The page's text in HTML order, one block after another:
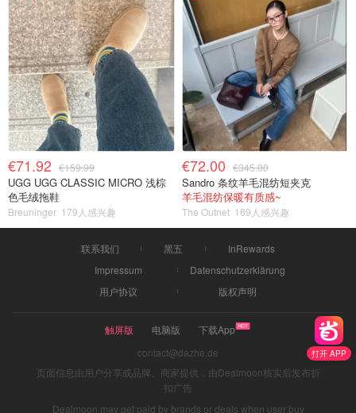
打开 APP
€71.92 €159.99
UGG UGG CLASSIC MICRO 浅棕
色毛绒拖鞋
Breuninger 179人感兴趣
€72.00 €345.00
Sandro 条纹羊毛混纺短夹克
羊毛混纺保暖有质感~
The Outnet 169人感兴趣
联系我们 黑五
InRewards
Impressum
Datenschutzerklärung
用户协议
版权声明
触屏版 电脑版
下载App
contact@dazhe.de
页面信息由用户分享或品牌、商家提供，由Dealmoon核实后发布折
扣广告
Dealmoon may get paid by brands or deals when user buy